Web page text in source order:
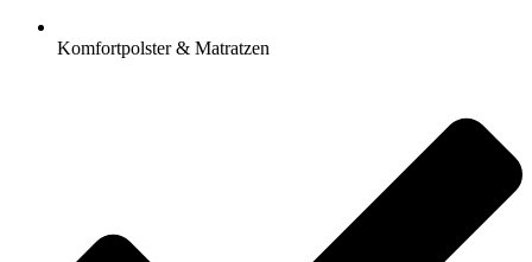
Komfortpolster & Matratzen